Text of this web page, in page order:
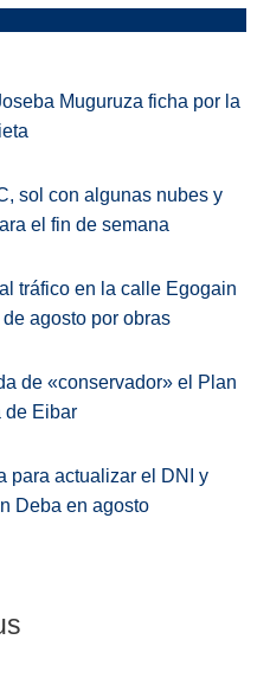
Muguruza ficha por la
sol con algunas nubes y
el fin de semana
tráfico en la calle Egogain
agosto por obras
de «conservador» el Plan
de Eibar
para actualizar el DNI y
Deba en agosto